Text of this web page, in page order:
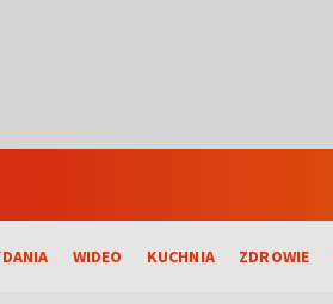
WIDEO KUCHNIA ZDROWIE